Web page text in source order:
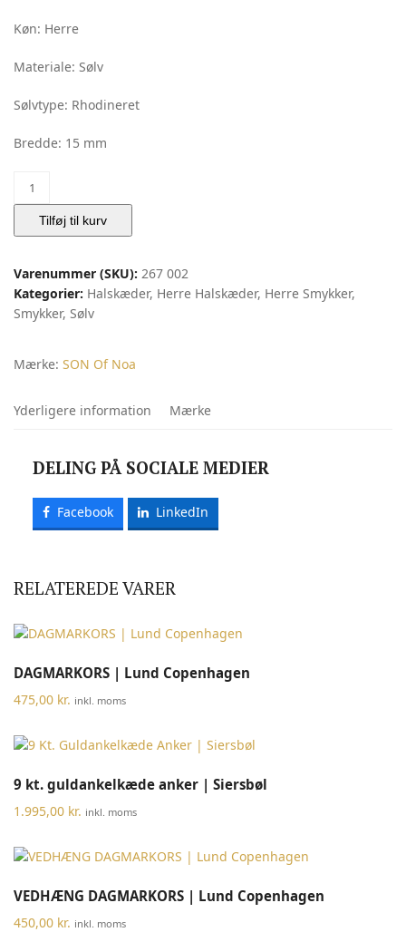
Køn: Herre
Materiale: Sølv
Sølvtype: Rhodineret
Bredde: 15 mm
SON
rhd.
silver
necklace
60cm
chain
|
antal
Tilføj til kurv
Varenummer (SKU): 267 002
Kategorier: Halskæder, Herre Halskæder, Herre Smykker,
Smykker, Sølv
Mærke: SON Of Noa
Yderligere information Mærke
DELING PÅ SOCIALE MEDIER
Facebook LinkedIn
RELATEREDE VARER
DAGMARKORS | Lund Copenhagen
475,00 kr. inkl. moms
9 kt. guldankelkæde anker | Siersbøl
1.995,00 kr. inkl. moms
VEDHÆNG DAGMARKORS | Lund Copenhagen
450,00 kr. inkl. moms